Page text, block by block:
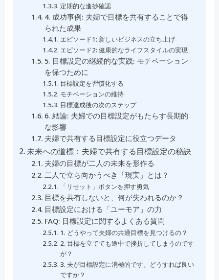
定期的な進捗確認
4. 成功事例: 夫婦で目標を共有することで得
られた成果
エピソード1: 新しいビジネスの立ち上げ
エピソード2: 健康的なライフスタイルの実現
5. 目標設定の継続的な実践: モチベーション
を保つために
目標設定を習慣化する
モチベーションの維持
目標達成後の次のステップ
6. 結論: 夫婦での目標設定がもたらす長期的
な影響
夫婦で共有する目標設定に役立つデータ
未来への道標：夫婦で共有する目標設定の秘訣
夫婦の目標が二人の未来を形作る
二人で立ち向かうべき「現実」とは？
「リセット」ボタンを押す勇気
目標を共有しないと、何が失われるのか？
目標設定における「ユーモア」の力
FAQ: 目標設定に関するよくある質問
1. どうやって夫婦の共通目標を見つけるの？
2. 目標を立てても途中で挫折してしまうのです
が？
3. 夫が目標設定に消極的です。どうすれば良い
ですか？